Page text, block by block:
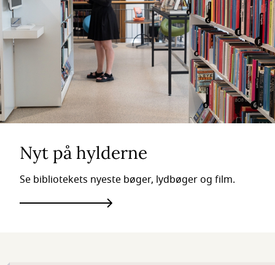
Nyt på hylderne
Se bibliotekets nyeste bøger, lydbøger og film.